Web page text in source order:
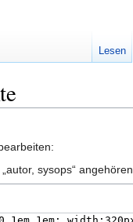
sysops“ angehören.
Lesen